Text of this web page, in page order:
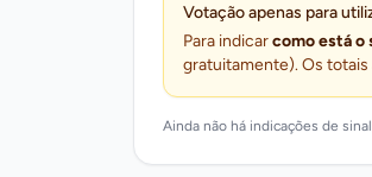
Votação apenas para
Para indicarcomo está o
gratuitamente). Os
Ainda não há indicações de sinal.